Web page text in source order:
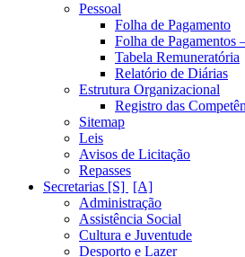
Pessoal
Folha de Pagamento
Folha de Pagamentos
Tabela Remuneratória
Relatório de Diárias
Estrutura Organizacional
Registro das
Sitemap
Leis
Avisos de Licitação
Repasses
Secretarias [S]
Administração
Assistência Social
Cultura e Juventude
Desporto e Lazer